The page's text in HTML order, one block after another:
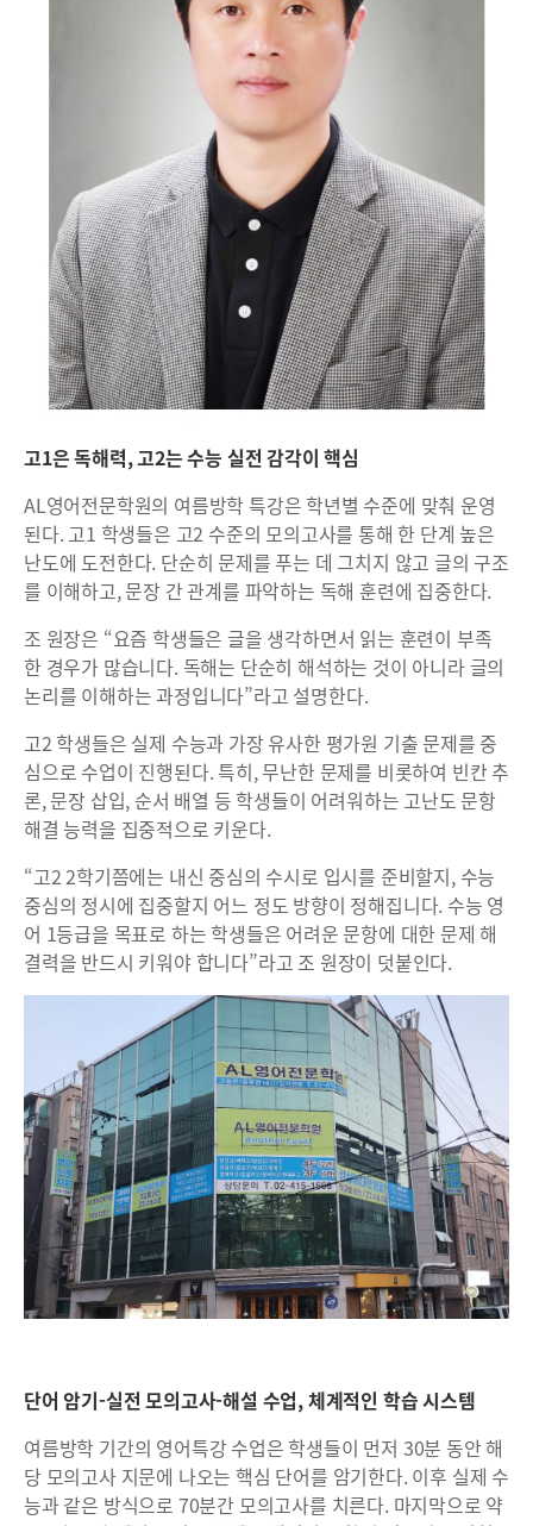
고1은 독해력, 고2는 수능 실전 감각이 핵심
AL영어전문학원의 여름방학 특강은 학년별 수준에 맞춰 운영
된다. 고1 학생들은 고2 수준의 모의고사를 통해 한 단계 높은
난도에 도전한다. 단순히 문제를 푸는 데 그치지 않고 글의 구조
를 이해하고, 문장 간 관계를 파악하는 독해 훈련에 집중한다.
조 원장은 “요즘 학생들은 글을 생각하면서 읽는 훈련이 부족
한 경우가 많습니다. 독해는 단순히 해석하는 것이 아니라 글의
논리를 이해하는 과정입니다”라고 설명한다.
고2 학생들은 실제 수능과 가장 유사한 평가원 기출 문제를 중
심으로 수업이 진행된다. 특히, 무난한 문제를 비롯하여 빈칸 추
론, 문장 삽입, 순서 배열 등 학생들이 어려워하는 고난도 문항
해결 능력을 집중적으로 키운다.
“고2 2학기쯤에는 내신 중심의 수시로 입시를 준비할지, 수능
중심의 정시에 집중할지 어느 정도 방향이 정해집니다. 수능 영
어 1등급을 목표로 하는 학생들은 어려운 문항에 대한 문제 해
결력을 반드시 키워야 합니다”라고 조 원장이 덧붙인다.
단어 암기-실전 모의고사-해설 수업, 체계적인 학습 시스템
여름방학 기간의 영어특강 수업은 학생들이 먼저 30분 동안 해
당 모의고사 지문에 나오는 핵심 단어를 암기한다. 이후 실제 수
능과 같은 방식으로 70분간 모의고사를 치른다. 마지막으로 약